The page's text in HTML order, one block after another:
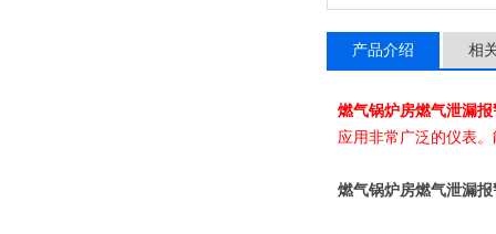
产品介绍 相
燃气锅炉房燃气泄漏
应用非常广泛的仪表
燃气锅炉房燃气泄漏